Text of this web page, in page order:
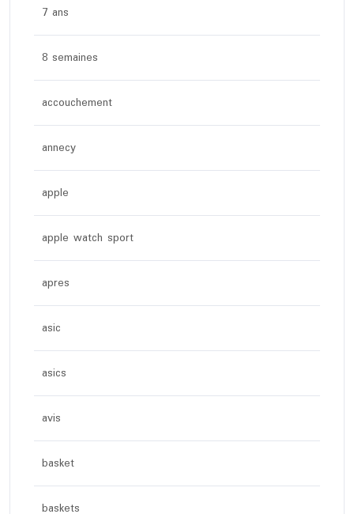
7 ans
8 semaines
accouchement
annecy
apple
apple watch sport
apres
asic
asics
avis
basket
baskets